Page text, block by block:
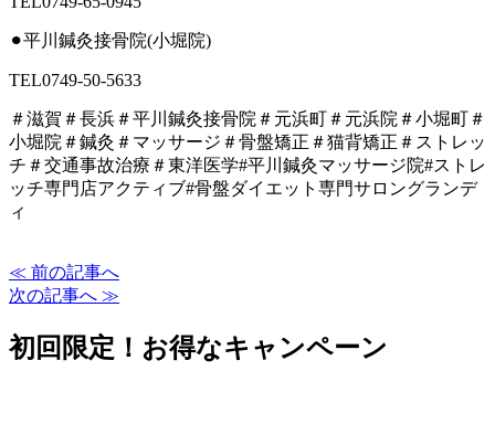
⚫︎平川鍼灸接骨院(小堀院)
TEL0749-50-5633
＃滋賀＃長浜＃平川鍼灸接骨院＃元浜町＃元浜院＃小堀町＃
小堀院＃鍼灸＃マッサージ＃骨盤矯正＃猫背矯正＃ストレッ
チ＃交通事故治療＃東洋医学#平川鍼灸マッサージ院#ストレ
ッチ専門店アクティブ#骨盤ダイエット専門サロングランデ
ィ
≪ 前の記事へ
次の記事へ ≫
初回限定！お得なキャンペーン